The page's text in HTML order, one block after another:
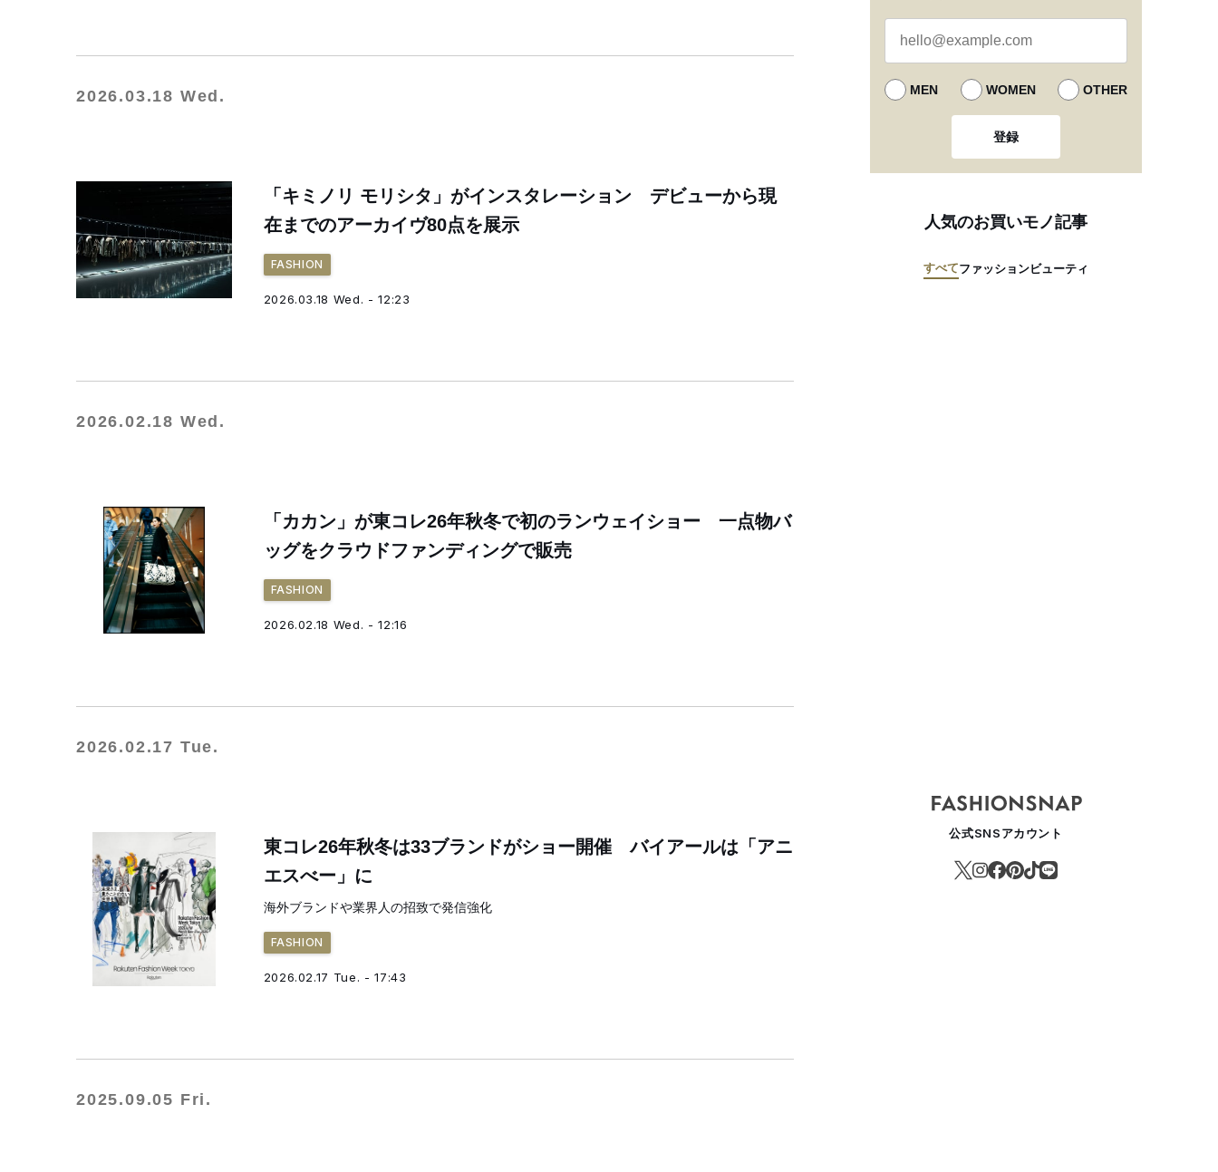
2026.03.18 Wed.
「キミノリ モリシタ」がインスタレーション デビューから現
在までのアーカイヴ80点を展示
FASHION
2026.03.18 Wed. - 12:23
2026.02.18 Wed.
「カカン」が東コレ26年秋冬で初のランウェイショー 一点物バ
ッグをクラウドファンディングで販売
FASHION
2026.02.18 Wed. - 12:16
2026.02.17 Tue.
東コレ26年秋冬は33ブランドがショー開催 バイアールは「アニ
エスべー」に
海外ブランドや業界人の招致で発信強化
FASHION
2026.02.17 Tue. - 17:43
2025.09.05 Fri.
MEN WOMEN OTHER
登録
人気のお買いモノ記事
すべてファッションビューティ
公式SNSアカウント